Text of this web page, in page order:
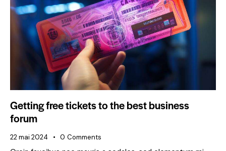
Getting free tickets to the best business
forum
22 mai 2024 0 Comments